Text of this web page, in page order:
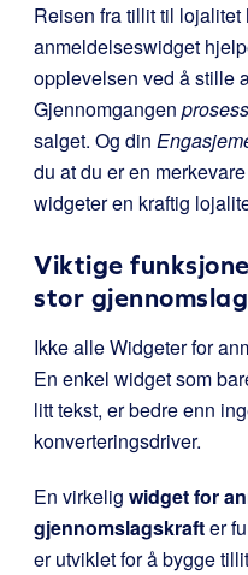
Reisen fra tillit til
anmeldelseswidget
opplevelsen ved å stille
Gjennomgangen prosess
salget. Og din
du at du er en
widgeter en kraftig
Viktige
stor
Ikke alle Widgeter for
En enkel widget som
litt tekst, er bedre enn
konverteringsdriver.
En virkelig widget for
gjennomslagskrafter
er utviklet for å bygge